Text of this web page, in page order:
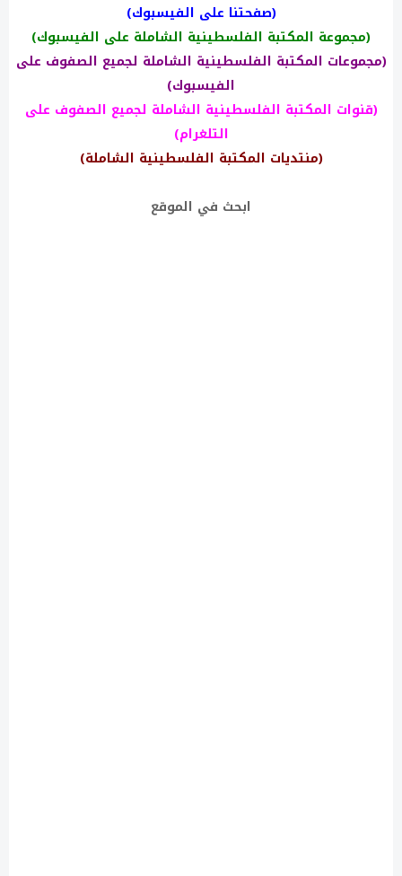
(صفحتنا على الفيسبوك)
(مجموعة المكتبة الفلسطينية الشاملة على الفيسبوك)
(مجموعات المكتبة الفلسطينية الشاملة لجميع الصفوف على
الفيسبوك)
(قنوات المكتبة الفلسطينية الشاملة لجميع الصفوف على
التلغرام)
(منتديات المكتبة الفلسطينية الشاملة)
ابحث في الموقع